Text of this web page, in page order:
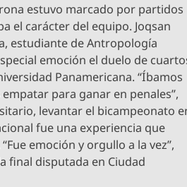
estuvo marcado por partidos
el carácter del equipo. Joqsan
estudiante de Antropología
emoción el duelo de
Panamericana. “Íbamos
para ganar en penales”,
levantar el bicampeonato
fue una experiencia que
emoción y orgullo a la vez”,
final disputada en Ciudad